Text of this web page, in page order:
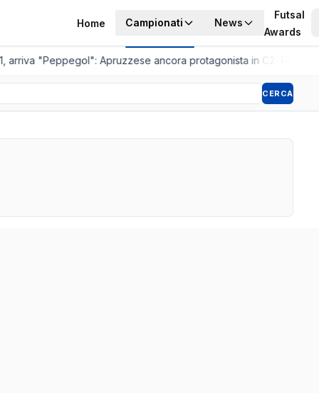
Home Campionati News
Futsal
Awards
arriva "Peppegol": Apruzzese ancora protagonista in C2
CERCA